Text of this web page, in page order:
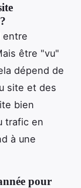
entre
être "vu"
dépend de
site et des
bien
trafic en
à une
pour